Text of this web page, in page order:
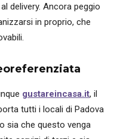
delivery. Ancora peggio
in proprio, che
gustareincasa.it, il
tutti i locali di Padova
sia che questo venga